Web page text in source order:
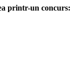
printr-un concurs: